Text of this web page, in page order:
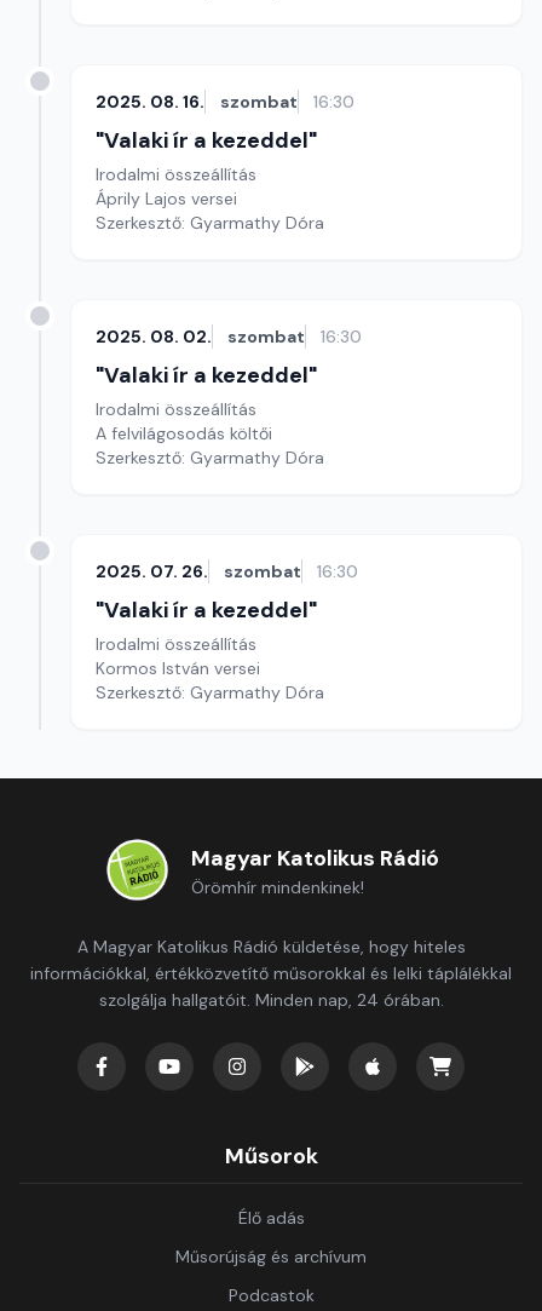
2025. 08. 16. szombat 16:30
"Valaki ír a kezeddel"
Irodalmi összeállítás
Áprily Lajos versei
Szerkesztő: Gyarmathy Dóra
2025. 08. 02. szombat 16:30
"Valaki ír a kezeddel"
Irodalmi összeállítás
A felvilágosodás költői
Szerkesztő: Gyarmathy Dóra
2025. 07. 26. szombat 16:30
"Valaki ír a kezeddel"
Irodalmi összeállítás
Kormos István versei
Szerkesztő: Gyarmathy Dóra
Magyar Katolikus Rádió
Örömhír mindenkinek!
A Magyar Katolikus Rádió küldetése, hogy hiteles
információkkal, értékközvetítő műsorokkal és lelki táplálékkal
szolgálja hallgatóit. Minden nap, 24 órában.
Műsorok
Élő adás
Műsorújság és archívum
Podcastok